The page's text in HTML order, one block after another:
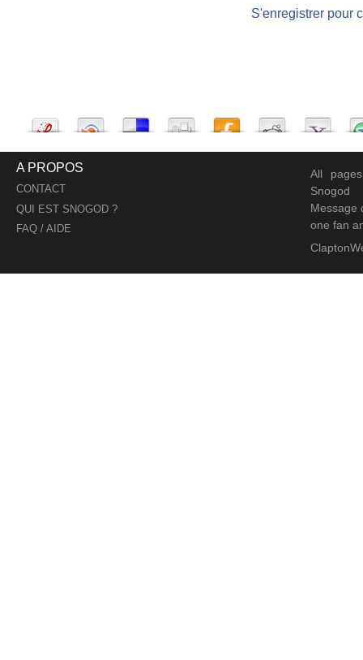
S'enregistrer pour
A PROPOS
CONTACT
QUI EST SNOGOD ?
FAQ / AIDE
All
Snogod
Message
one fan